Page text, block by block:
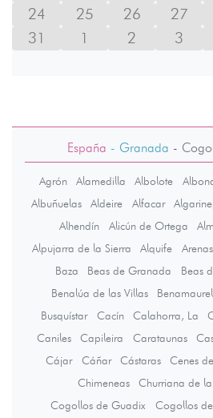
24
25 26 27
31
1 2 3
España - Granada -
Agrón Alamedilla Albolote
Albuñuelas
Aldeire Alfacar
Alhendín
Alicún de Ortega
Alpujarra de la Sierra
Alquife
Baza
Beas de Granada Beas
Benalúa de las Villas
Benamaurel
Busquístar
Cacín Calahorra, La
Caniles
Capileira Carataunas
Cájar
Cáñar Cástaras Cenes
Chimeneas
Churriana de
Cogollos de Guadix
Cogollos